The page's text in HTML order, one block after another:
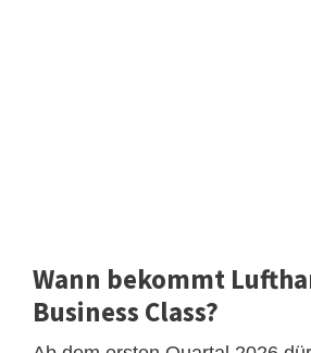
Wann bekommt
Business Class?